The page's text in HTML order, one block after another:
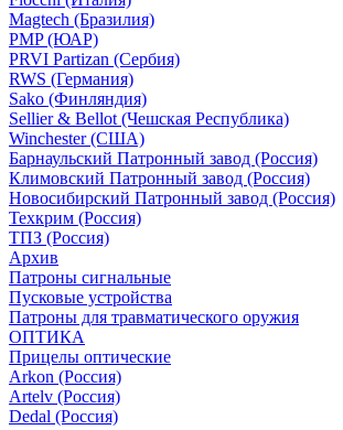
Magtech (Бразилия)
PMP (ЮАР)
PRVI Partizan (Сербия)
RWS (Германия)
Sako (Финляндия)
Sellier & Bellot (Чешская Республика)
Winchester (США)
Барнаульский Патронный завод (Россия)
Климовский Патронный завод (Россия)
Новосибирский Патронный завод (Россия)
Техкрим (Россия)
ТПЗ (Россия)
Архив
Патроны сигнальные
Пусковые устройства
Патроны для травматического оружия
ОПТИКА
Прицелы оптические
Arkon (Россия)
Artelv (Россия)
Dedal (Россия)